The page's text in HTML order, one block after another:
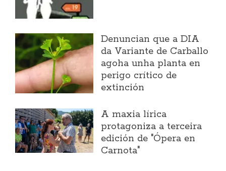
Denuncian que a DIA
da Variante de Carballo
agoha unha planta en
perigo crítico de
extinción
A maxia lírica
protagoniza a terceira
edición de "Ópera en
Carnota"